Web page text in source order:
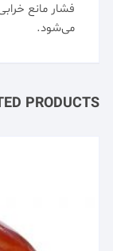
فشار مانع
می‌شود.
PRODUCTS